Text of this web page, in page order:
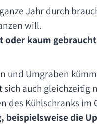
Jahr durch
will.
oder kaum
und Umgraben
auch gleichzeitig
des Kühlschranks im
beispielsweise die